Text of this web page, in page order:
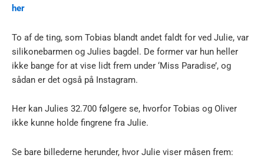
her
To af de ting, som Tobias blandt andet faldt for ved Julie, var
silikonebarmen og Julies bagdel. De former var hun heller
ikke bange for at vise lidt frem under ‘Miss Paradise’, og
sådan er det også på Instagram.
Her kan Julies 32.700 følgere se, hvorfor Tobias og Oliver
ikke kunne holde fingrene fra Julie.
Se bare billederne herunder, hvor Julie viser måsen frem: